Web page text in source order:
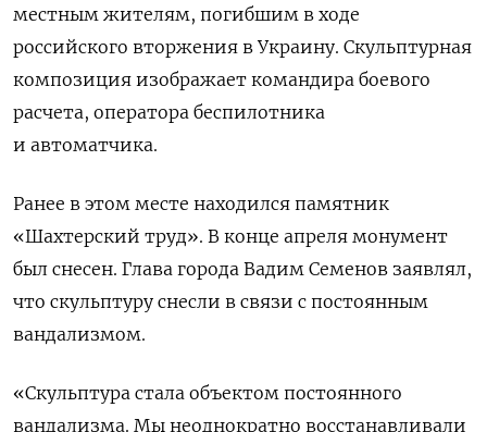
местным жителям, погибшим в ходе
российского вторжения в Украину. Скульптурная
композиция изображает командира боевого
расчета, оператора беспилотника
и автоматчика.
Ранее в этом месте находился памятник
«Шахтерский труд». В конце апреля монумент
был снесен. Глава города Вадим Семенов заявлял,
что скульптуру снесли в связи с постоянным
вандализмом.
«Скульптура стала объектом постоянного
вандализма. Мы неоднократно восстанавливали